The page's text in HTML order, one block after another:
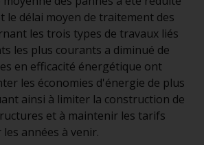
le délai moyen de traitement des
les trois types de travaux liés
les plus courants a diminué de
en efficacité énergétique ont
les économies d'énergie de plus
ainsi à limiter la construction de
et à maintenir les tarifs
années à venir.